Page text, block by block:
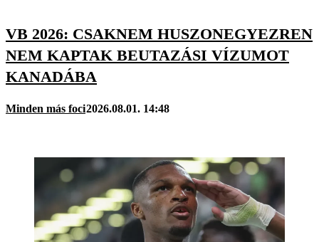
VB 2026: CSAKNEM HUSZONEGYEZREN
NEM KAPTAK BEUTAZÁSI VÍZUMOT
KANADÁBA
Minden más foci2026.08.01. 14:48